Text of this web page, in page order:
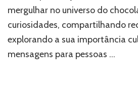
mergulhar no universo do
curiosidades, compartilhando
explorando a sua importância
mensagens para pessoas …